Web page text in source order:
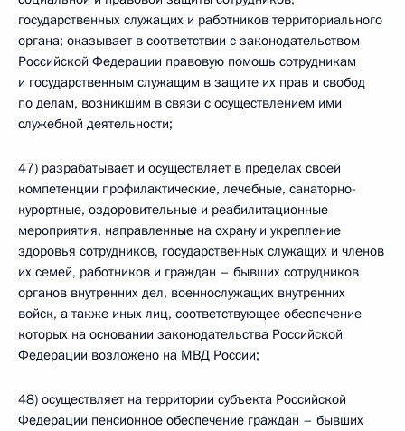
государственных служащих и работников территориального
органа; оказывает в соответствии с законодательством
Российской Федерации правовую помощь сотрудникам
и государственным служащим в защите их прав и свобод
по делам, возникшим в связи с осуществлением ими
служебной деятельности;
47) разрабатывает и осуществляет в пределах своей
компетенции профилактические, лечебные, санаторно-
курортные, оздоровительные и реабилитационные
мероприятия, направленные на охрану и укрепление
здоровья сотрудников, государственных служащих и членов
их семей, работников и граждан – бывших сотрудников
органов внутренних дел, военнослужащих внутренних
войск, а также иных лиц, соответствующее обеспечение
которых на основании законодательства Российской
Федерации возложено на МВД России;
48) осуществляет на территории субъекта Российской
Федерации пенсионное обеспечение граждан – бывших